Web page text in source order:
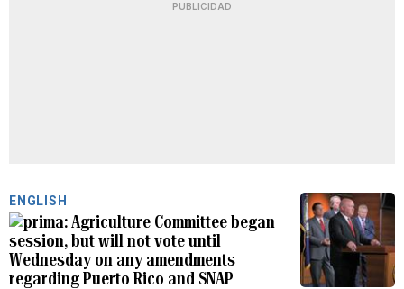
PUBLICIDAD
ENGLISH
Agriculture Committee began
session, but will not vote until
Wednesday on any amendments
regarding Puerto Rico and SNAP